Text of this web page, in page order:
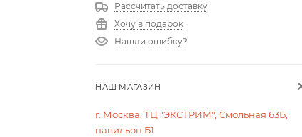
Рассчитать доставку
Хочу в подарок
Нашли ошибку?
НАШ МАГАЗИН
г. Москва, ТЦ "ЭКСТРИМ", Смольная 63Б,
павильон Б1